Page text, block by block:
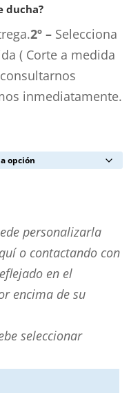
ducha?
2º –Selecciona
( Corte a medida
inmediatamente.
personalizarla
o contactando con
en el
encima de su
seleccionar